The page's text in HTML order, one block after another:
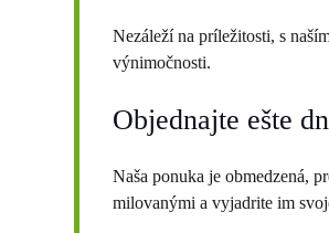
Nezáleží na príležitosti, s
výnimočnosti.
Objednajte ešte
Naša ponuka je obmedzená,
milovanými a vyjadrite im